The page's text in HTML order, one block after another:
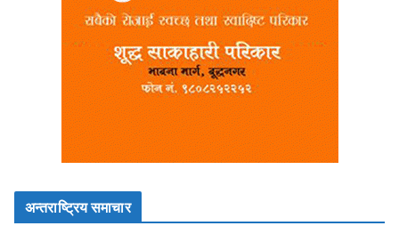
अन्तराष्ट्रिय समाचार